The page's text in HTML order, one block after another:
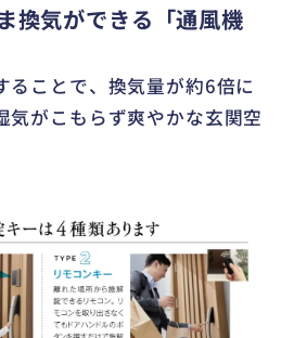
換気ができる「通風機
ることで、換気量が約6倍に
気がこもらず爽やかな玄関空